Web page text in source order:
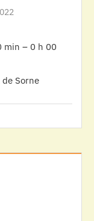
min – 0 h 00
Sorne